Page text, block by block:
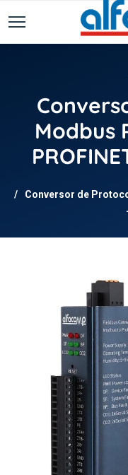
Modbus
Conversor de
Previous